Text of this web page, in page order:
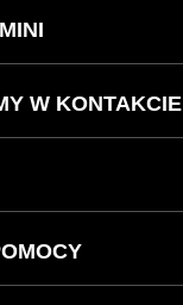
W KONTAKCIE